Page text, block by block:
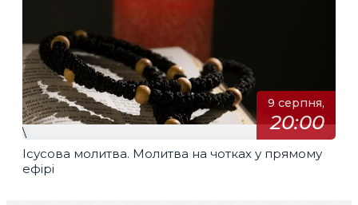
9 серпня,
20:00
\
Ісусова молитва. Молитва на чотках у прямому
ефірі